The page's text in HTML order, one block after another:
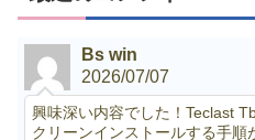
Bs win
2026/07/07
興味深い内容でした！Teclast
クリーンインストールする手